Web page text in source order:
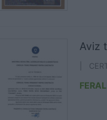
Aviz
|